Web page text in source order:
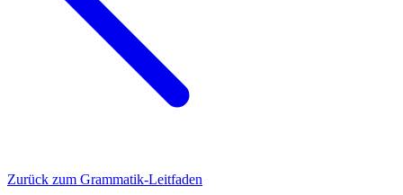
Zurück zum Grammatik-Leitfaden